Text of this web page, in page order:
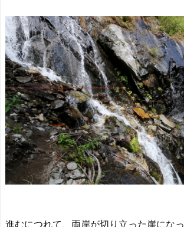
進むにつれて、両岸が切り立った崖にな